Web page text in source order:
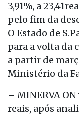
3,91%, a
pelo fim da
O Estado de
para a volta da
a partir de
Ministério da
– MINERVA
reais, após